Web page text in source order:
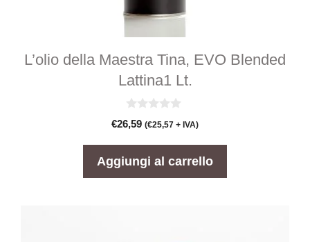
L’olio della Maestra Tina, EVO Blended
Lattina1 Lt.
0
s
€26,59 (€25,57 + IVA)
Aggiungi al carrello